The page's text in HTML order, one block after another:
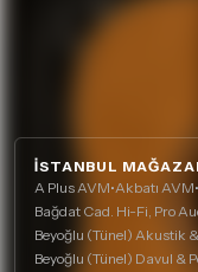
İSTANBUL
A Plus AVM•Akbatı AVM•
Bağdat Cad. Hi-Fi, Pro
Beyoğlu (Tünel) Akustik
Beyoğlu (Tünel) Davul &